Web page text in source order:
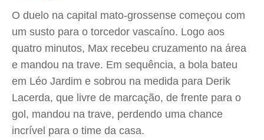
O duelo na capital mato-grossense começou com
um susto para o torcedor vascaíno. Logo aos
quatro minutos, Max recebeu cruzamento na área
e mandou na trave. Em sequência, a bola bateu
em Léo Jardim e sobrou na medida para Derik
Lacerda, que livre de marcação, de frente para o
gol, mandou na trave, perdendo uma chance
incrível para o time da casa.